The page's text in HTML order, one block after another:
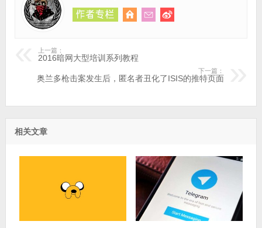
上一篇：
2016暗网大型培训系列教程
下一篇：
奥兰多枪击案发生后，匿名者丑化了ISIS的推特页面
相关文章